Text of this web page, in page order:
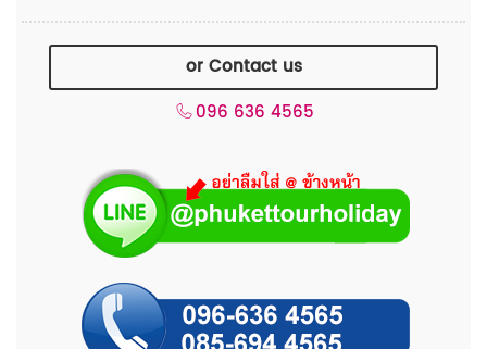
or Contact us
096 636 4565